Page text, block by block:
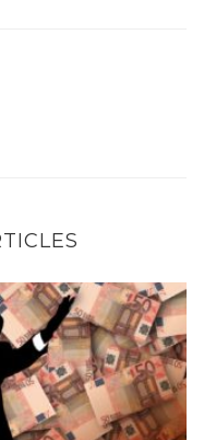
sprzedaży?